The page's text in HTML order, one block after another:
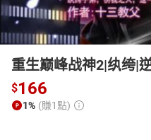
重生巅峰战神2|纨绔|
$166
1% (賺1點)